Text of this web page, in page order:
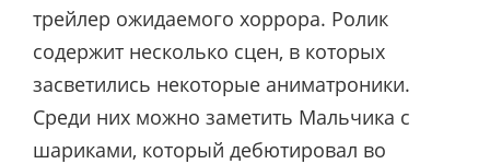
трейлер ожидаемого хоррора. Ролик
содержит несколько сцен, в которых
засветились некоторые аниматроники.
Среди них можно заметить Мальчика с
шариками, который дебютировал во